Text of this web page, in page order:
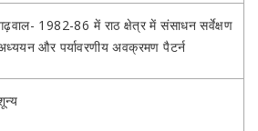
1982-86 में राठ क्षेत्र में संसाधन सर्वेक्षण
और पर्यावरणीय अवक्रमण पैटर्न